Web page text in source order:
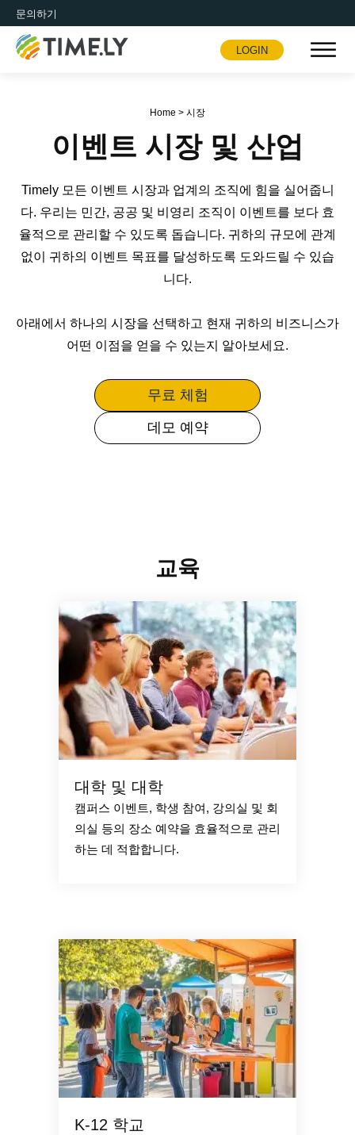
문의하기
Timely
LOGIN
Home > 시장
이벤트 시장 및 산업
Timely 모든 이벤트 시장과 업계의 조직에 힘을 실어줍니
다. 우리는 민간, 공공 및 비영리 조직이 이벤트를 보다 효
율적으로 관리할 수 있도록 돕습니다. 귀하의 규모에 관계
없이 귀하의 이벤트 목표를 달성하도록 도와드릴 수 있습
니다.
아래에서 하나의 시장을 선택하고 현재 귀하의 비즈니스가
어떤 이점을 얻을 수 있는지 알아보세요.
무료 체험
데모 예약
교육
대학 및 대학
캠퍼스 이벤트, 학생 참여, 강의실 및 회
의실 등의 장소 예약을 효율적으로 관리
하는 데 적합합니다.
K-12 학교